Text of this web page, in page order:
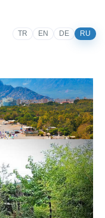
TR EN DE RU